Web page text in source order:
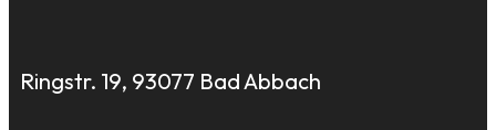
Ringstr. 19, 93077 Bad Abbach